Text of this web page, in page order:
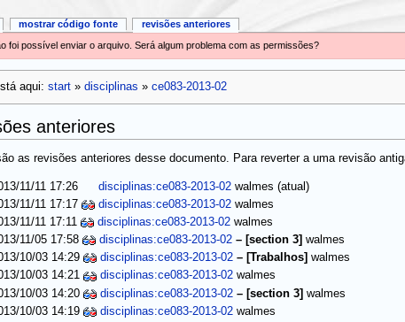
foi possível enviar o arquivo. Será algum problema com as permissões?
aqui: start» disciplinas » ce083-2013-02
anteriores
as revisões anteriores desse documento. Para reverter a uma revisão
11/11 17:26 disciplinas:ce083-2013-02 walmes (atual)
11/11 17:17
disciplinas:ce083-2013-02 walmes
11/11 17:11
disciplinas:ce083-2013-02 walmes
11/05 17:58
disciplinas:ce083-2013-02 – [section 3] walmes
10/03 14:29
disciplinas:ce083-2013-02 – [Trabalhos] walmes
10/03 14:21
disciplinas:ce083-2013-02 walmes
10/03 14:20
disciplinas:ce083-2013-02 – [section 3] walmes
10/03 14:19
disciplinas:ce083-2013-02 walmes
mostrar código fonte revisões anteriores